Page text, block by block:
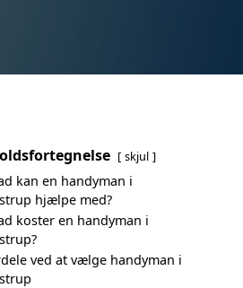
skjul
kan en handyman i
hjælpe med?
koster en handyman i
ved at vælge handyman i